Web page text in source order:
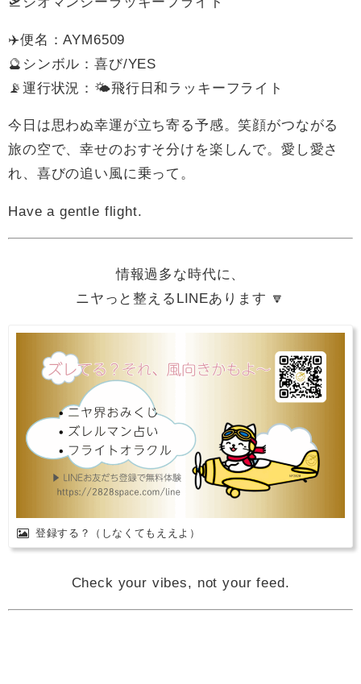
✈️便名：AYM6509
🔮シンボル：喜び/YES
📡運行状況：🌤飛行日和ラッキーフライト
今日は思わぬ幸運が立ち寄る予感。笑顔がつながる
旅の空で、幸せのおすそ分けを楽しんで。愛し愛さ
れ、喜びの追い風に乗って。
Have a gentle flight.
情報過多な時代に、
ニヤっと整えるLINEあります 🔽
登録する？（しなくてもええよ）
Check your vibes, not your feed.